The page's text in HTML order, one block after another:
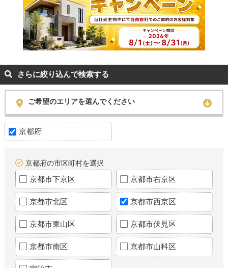
さらに絞り込んで検索する
ご希望のエリアを選んでください
京都府
京都府の市区町村を選択
京都市下京区 京都市右京区
京都市北区 京都市西京区
京都市東山区 京都市伏見区
京都市南区 京都市山科区